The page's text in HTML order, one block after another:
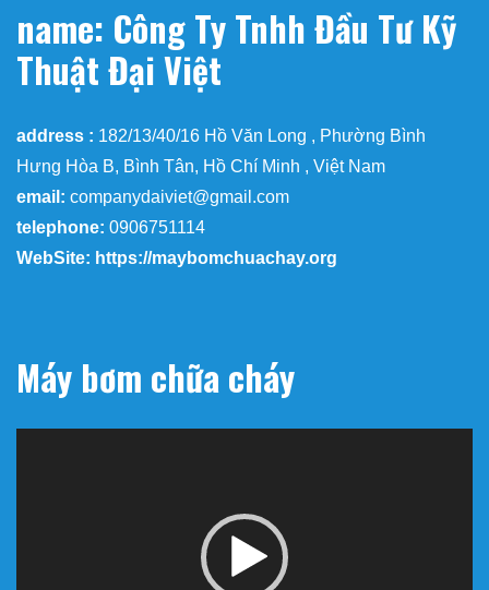
name: Công Ty Tnhh Đầu Tư Kỹ
Thuật Đại Việt
address : 182/13/40/16 Hồ Văn Long , Phường Bình
Hưng Hòa B, Bình Tân, Hồ Chí Minh , Việt Nam
email: companydaiviet@gmail.com
telephone: 0906751114
WebSite: https://maybomchuachay.org
Máy bơm chữa cháy